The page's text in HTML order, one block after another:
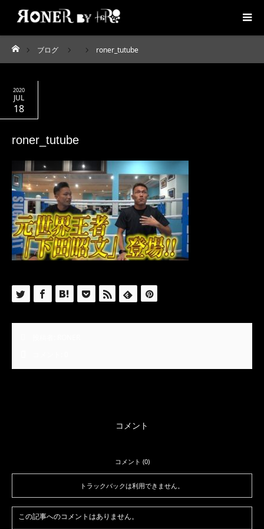
ホーム
ブログ roner_tutube
2020
JUL
18
roner_tutube
コメント
コメント (0)
トラックバックは利用できません。
この記事へのコメントはありません。